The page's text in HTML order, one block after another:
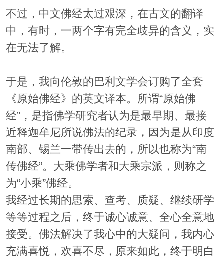
不过，中文佛经太过艰深，在古文的翻译
中，有时，一两个字有完全歧异的含义，实
在无法了解。
于是，我向伦敦的巴利文学会订购了全套
《原始佛经》的英文译本。所谓“原始佛
经”，是指佛学研究者认为是最早期、最接
近释迦牟尼所说佛法的纪录，因为是从印度
南部、锡兰一带传出去的，所以也称为“南
传佛经”。大乘佛学者和大乘宗派，则称之
为“小乘”佛经。
我经过长期的思索、查考、质疑、继续研学
等等过程之后，终于诚心诚意、全心全意地
接受。佛法解决了我心中的大疑问，我内心
充满喜悦，欢喜不尽，原来如此，终于明白